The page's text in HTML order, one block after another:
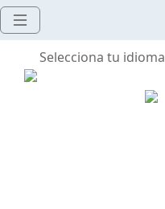
Selecciona tu idioma